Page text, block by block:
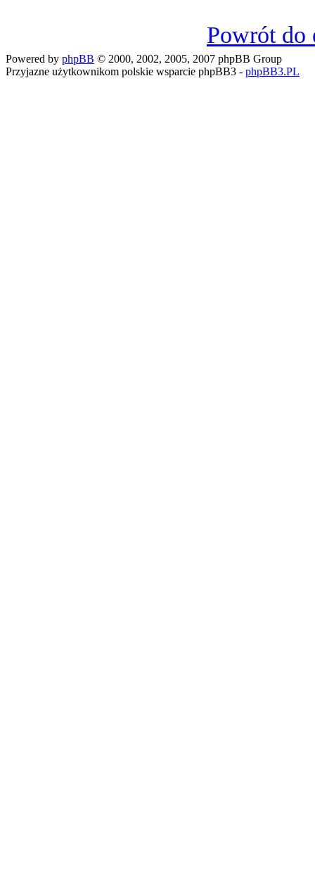
Powrót do
Powered by phpBB © 2000, 2002, 2005, 2007 phpBB Group
Przyjazne użytkownikom polskie wsparcie phpBB3 - phpBB3.PL